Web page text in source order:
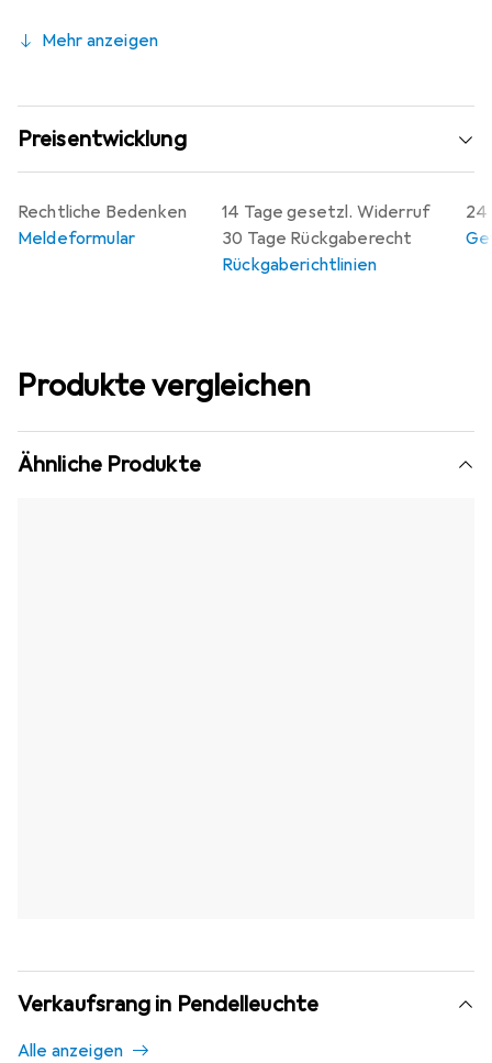
Mehr anzeigen
Preisentwicklung
14 Tage gesetzl. Widerruf
30 Tage Rückgaberecht
Rückgaberichtlinien
24
Rechtliche Bedenken
Meldeformular
Produkte vergleichen
Ähnliche Produkte
Verkaufsrang in Pendelleuchte
Alle anzeigen